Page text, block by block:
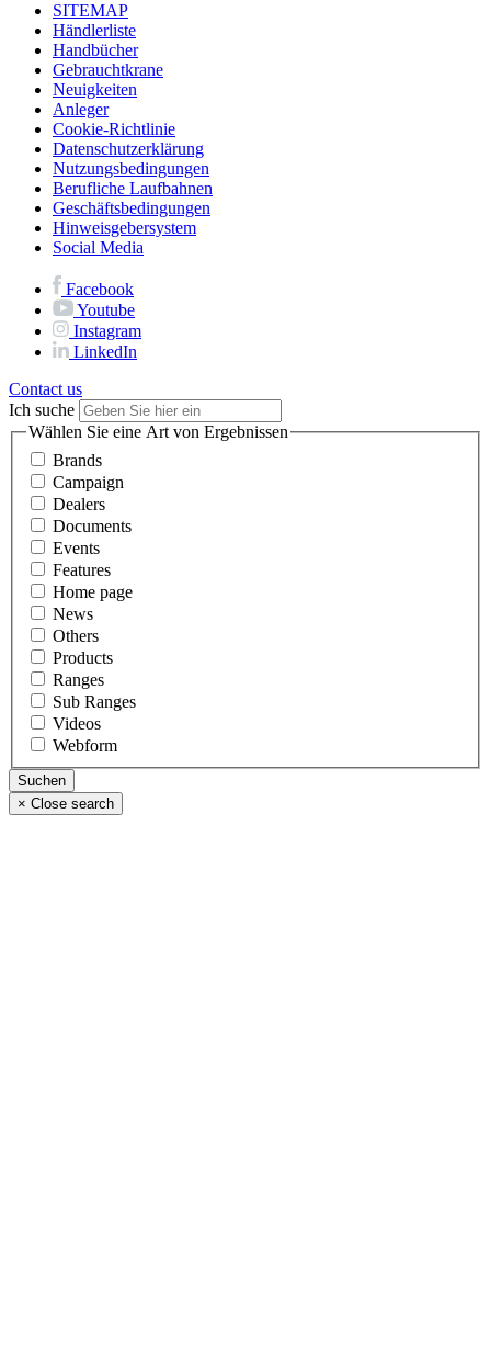
SITEMAP
Händlerliste
Handbücher
Gebrauchtkrane
Neuigkeiten
Anleger
Cookie-Richtlinie
Datenschutzerklärung
Nutzungsbedingungen
Berufliche Laufbahnen
Geschäftsbedingungen
Hinweisgebersystem
Social Media
Facebook
Youtube
Instagram
LinkedIn
Contact us
Ich suche
Wählen Sie eine Art von Ergebnissen
Brands
Campaign
Dealers
Documents
Events
Features
Home page
News
Others
Products
Ranges
Sub Ranges
Videos
Webform
× Close search